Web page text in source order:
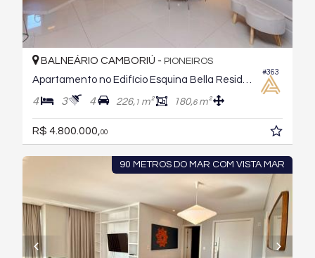
#363
BALNEÁRIO CAMBORIÚ - PIONEIROS
Apartamento no Edifício Esquina Bella Residencial
4 3 4 226, 1 m² 180,6m²
R$ 4.800.000,00
90 METROS DO MAR COM VISTA MAR